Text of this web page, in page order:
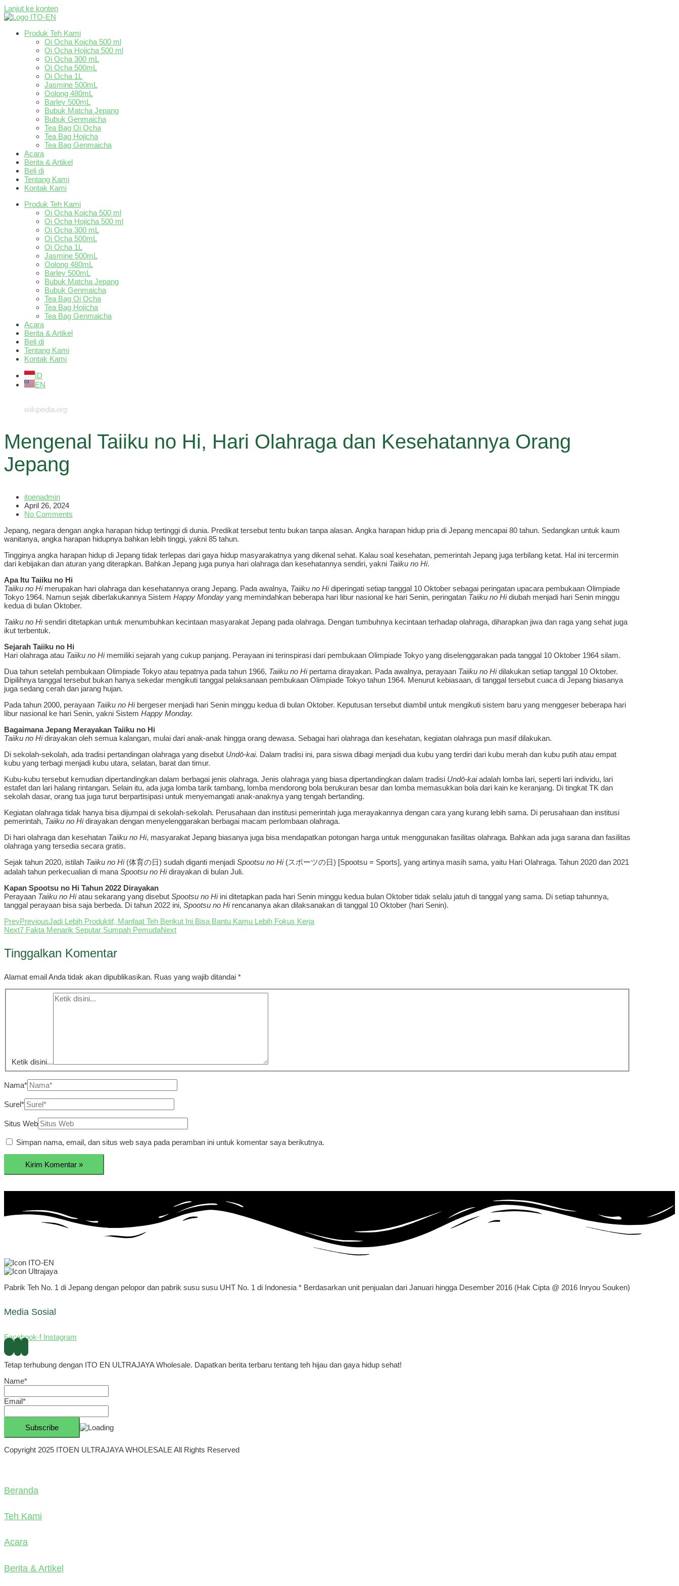
Lanjut ke konten
Produk Teh Kami
Oi Ocha Koicha 500 ml
Oi Ocha Hojicha 500 ml
Oi Ocha 300 mL
Oi Ocha 500mL
Oi Ocha 1L
Jasmine 500mL
Oolong 480mL
Barley 500mL
Bubuk Matcha Jepang
Bubuk Genmaicha
Tea Bag Oi Ocha
Tea Bag Hojicha
Tea Bag Genmaicha
Acara
Berita & Artikel
Beli di
Tentang Kami
Kontak Kami
Produk Teh Kami
Oi Ocha Koicha 500 ml
Oi Ocha Hojicha 500 ml
Oi Ocha 300 mL
Oi Ocha 500mL
Oi Ocha 1L
Jasmine 500mL
Oolong 480mL
Barley 500mL
Bubuk Matcha Jepang
Bubuk Genmaicha
Tea Bag Oi Ocha
Tea Bag Hojicha
Tea Bag Genmaicha
Acara
Berita & Artikel
Beli di
Tentang Kami
Kontak Kami
ID
EN
wikipedia.org
Mengenal Taiiku no Hi, Hari Olahraga dan Kesehatannya Orang
Jepang
itoenadmin
April 26, 2024
No Comments
Jepang, negara dengan angka harapan hidup tertinggi di dunia. Predikat tersebut tentu bukan tanpa alasan. Angka harapan hidup pria di Jepang mencapai 80 tahun. Sedangkan untuk kaum
wanitanya, angka harapan hidupnya bahkan lebih tinggi, yakni 85 tahun.
Tingginya angka harapan hidup di Jepang tidak terlepas dari gaya hidup masyarakatnya yang dikenal sehat. Kalau soal kesehatan, pemerintah Jepang juga terbilang ketat. Hal ini tercermin
dari kebijakan dan aturan yang diterapkan. Bahkan Jepang juga punya hari olahraga dan kesehatannya sendiri, yakni Taiiku no Hi.
Apa Itu Taiiku no Hi
Taiiku no Himerupakan hari olahraga dan kesehatannya orang Jepang. Pada awalnya, Taiiku no Hidiperingati setiap tanggal 10 Oktober sebagai peringatan upacara pembukaan Olimpiade
Tokyo 1964. Namun sejak diberlakukannya Sistem Happy Monday yang memindahkan beberapa hari libur nasional ke hari Senin, peringatan Taiiku no Hidiubah menjadi hari Senin minggu
kedua di bulan Oktober.
Taiiku no Hisendiri ditetapkan untuk menumbuhkan kecintaan masyarakat Jepang pada olahraga. Dengan tumbuhnya kecintaan terhadap olahraga, diharapkan jiwa dan raga yang sehat juga
ikut terbentuk.
Sejarah Taiiku no Hi
Hari olahraga atau Taiiku no Himemiliki sejarah yang cukup panjang. Perayaan ini terinspirasi dari pembukaan Olimpiade Tokyo yang diselenggarakan pada tanggal 10 Oktober 1964 silam.
Dua tahun setelah pembukaan Olimpiade Tokyo atau tepatnya pada tahun 1966, Taiiku no Hipertama dirayakan. Pada awalnya, perayaan Taiiku no Hidilakukan setiap tanggal 10 Oktober.
Dipilihnya tanggal tersebut bukan hanya sekedar mengikuti tanggal pelaksanaan pembukaan Olimpiade Tokyo tahun 1964. Menurut kebiasaan, di tanggal tersebut cuaca di Jepang biasanya
juga sedang cerah dan jarang hujan.
Pada tahun 2000, perayaan Taiiku no Hibergeser menjadi hari Senin minggu kedua di bulan Oktober. Keputusan tersebut diambil untuk mengikuti sistem baru yang menggeser beberapa hari
libur nasional ke hari Senin, yakni Sistem Happy Monday.
Bagaimana Jepang Merayakan Taiiku no Hi
Taiiku no Hidirayakan oleh semua kalangan, mulai dari anak-anak hingga orang dewasa. Sebagai hari olahraga dan kesehatan, kegiatan olahraga pun masif dilakukan.
Di sekolah-sekolah, ada tradisi pertandingan olahraga yang disebut Undō-kai. Dalam tradisi ini, para siswa dibagi menjadi dua kubu yang terdiri dari kubu merah dan kubu putih atau empat
kubu yang terbagi menjadi kubu utara, selatan, barat dan timur.
Kubu-kubu tersebut kemudian dipertandingkan dalam berbagai jenis olahraga. Jenis olahraga yang biasa dipertandingkan dalam tradisi Undō-kaiadalah lomba lari, seperti lari individu, lari
estafet dan lari halang rintangan. Selain itu, ada juga lomba tarik tambang, lomba mendorong bola berukuran besar dan lomba memasukkan bola dari kain ke keranjang. Di tingkat TK dan
sekolah dasar, orang tua juga turut berpartisipasi untuk menyemangati anak-anaknya yang tengah bertanding.
Kegiatan olahraga tidak hanya bisa dijumpai di sekolah-sekolah. Perusahaan dan institusi pemerintah juga merayakannya dengan cara yang kurang lebih sama. Di perusahaan dan institusi
pemerintah, Taiiku no Hidirayakan dengan menyelenggarakan berbagai macam perlombaan olahraga.
Di hari olahraga dan kesehatan Taiiku no Hi, masyarakat Jepang biasanya juga bisa mendapatkan potongan harga untuk menggunakan fasilitas olahraga. Bahkan ada juga sarana dan fasilitas
olahraga yang tersedia secara gratis.
Sejak tahun 2020, istilah Taiiku no Hi(体育の日) sudah diganti menjadi Spootsu no Hi(スポーツの日) [Spootsu = Sports], yang artinya masih sama, yaitu Hari Olahraga. Tahun 2020 dan 2021
adalah tahun perkecualian di mana Spootsu no Hidirayakan di bulan Juli.
Kapan Spootsu no Hi Tahun 2022 Dirayakan
Perayaan Taiiku no Hiatau sekarang yang disebut Spootsu no Hiini ditetapkan pada hari Senin minggu kedua bulan Oktober tidak selalu jatuh di tanggal yang sama. Di setiap tahunnya,
tanggal perayaan bisa saja berbeda. Di tahun 2022 ini, Spootsu no Hirencananya akan dilaksanakan di tanggal 10 Oktober (hari Senin).
PrevPreviousJadi Lebih Produktif, Manfaat Teh Berikut Ini Bisa Bantu Kamu Lebih Fokus Kerja
Next7 Fakta Menarik Seputar Sumpah PemudaNext
Tinggalkan Komentar
Alamat email Anda tidak akan dipublikasikan. Ruas yang wajib ditandai *
Ketik disini...
Nama*
Surel*
Situs Web
Simpan nama, email, dan situs web saya pada peramban ini untuk komentar saya berikutnya.
Pabrik Teh No. 1 di Jepang dengan pelopor dan pabrik susu susu UHT No. 1 di Indonesia * Berdasarkan unit penjualan dari Januari hingga Desember 2016 (Hak Cipta @ 2016 Inryou Souken)
Media Sosial
Facebook-f Instagram
Tetap terhubung dengan ITO EN ULTRAJAYA Wholesale. Dapatkan berita terbaru tentang teh hijau dan gaya hidup sehat!
Name*
Email*
Copyright 2025 ITOEN ULTRAJAYA WHOLESALE All Rights Reserved
Beranda
Teh Kami
Acara
Berita & Artikel